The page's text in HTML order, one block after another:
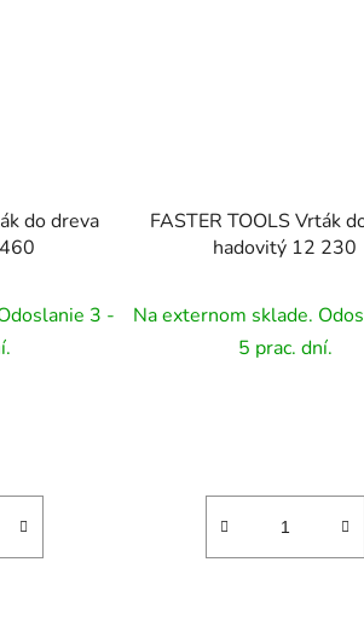
do dreva
3 -
FASTER TOOLS Vrták
hadovitý 12 230
Na externom sklade.
5 prac. dní.